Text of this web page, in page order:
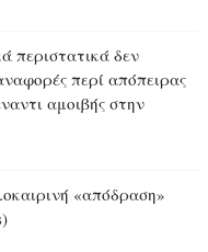
περιστατικά δεν
περί απόπειρας
αμοιβής στην
«απόδραση»